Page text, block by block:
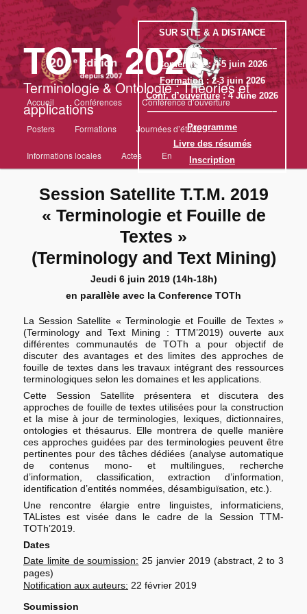
TOTh 2026
Terminologie & Ontologie : Théories et
applications
principal
Aller
au
contenu
principal
Accueil Conférences Conférence d’ouverture
Posters Formations Journées d’étude
Informations locales Actes En
Session Satellite T.T.M. 2019
« Terminologie et Fouille de
Textes »
(Terminology and Text Mining)
Jeudi 6 juin 2019 (14h-18h)
en parallèle avec la Conference TOTh
La Session Satellite « Terminologie et Fouille de Textes »
(Terminology and Text Mining : TTM’2019) ouverte aux
différentes communautés de TOTh a pour objectif de
discuter des avantages et des limites des approches de
fouille de textes dans les travaux intégrant des ressources
terminologiques selon les domaines et les applications.
Cette Session Satellite présentera et discutera des
approches de fouille de textes utilisées pour la construction
et la mise à jour de terminologies, lexiques, dictionnaires,
ontologies et thésaurus. Elle montrera de quelle manière
ces approches guidées par des terminologies peuvent être
pertinentes pour des tâches dédiées (analyse automatique
de contenus mono- et multilingues, recherche
d’information, classification, extraction d’information,
identification d’entités nommées, désambiguïsation, etc.).
Une rencontre élargie entre linguistes, informaticiens,
TAListes est visée dans le cadre de la Session TTM-
TOTh’2019.
Dates
Date limite de soumission: 25 janvier 2019 (abstract, 2 to 3
pages)
Notification aux auteurs: 22 février 2019
Soumission
SUR SITE & A DISTANCE
——————————————–
Conférence: 4-5 juin 2026
Formation: 2-3 juin 2026
Conf. d’ouverture : 4 June 2026
——————————————–
Programme
Livre des résumés
Inscription